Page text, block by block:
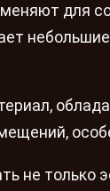
для
не только